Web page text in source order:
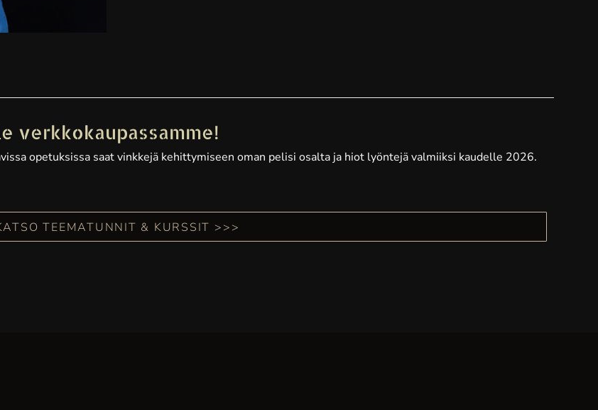
verkkokaupassamme!
opetuksissa saat vinkkejä kehittymiseen oman pelisi osalta ja hiot lyöntejä valmiiksi kaudelle 2026.
TEEMATUNNIT & KURSSIT >>>